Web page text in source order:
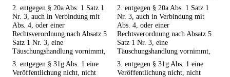
2. entgegen § 20a Abs. 1 Satz 1
Nr. 3, auch in Verbindung mit
Abs. 4, oder einer
Rechtsverordnung nach Absatz 5
Satz 1 Nr. 3, eine
Täuschungshandlung vornimmt,
2. entgegen § 20a Abs. 1 Satz 1
Nr. 3, auch in Verbindung mit
Abs. 4, oder einer
Rechtsverordnung nach Absatz 5
Satz 1 Nr. 3, eine
Täuschungshandlung vornimmt,
3. entgegen § 31g Abs. 1 eine
Veröffentlichung nicht, nicht
3. entgegen § 31g Abs. 1 eine
Veröffentlichung nicht, nicht